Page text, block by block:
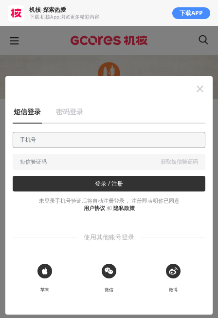
被忽视的神作：《万众狂欢》深度解析
米老苏 2018-09-14
承接上文
机核-探索热爱
下载 机核App 浏览更多精彩内容 下载APP
短信登录 密码登录
获取短信验证码
登录 / 注册
未登录手机号验证后将自动注册登录， 注册即表明你已同意
用户协议 和 隐私政策
使用其他账号登录
 Sign in with Apple
苹果 微信 微博